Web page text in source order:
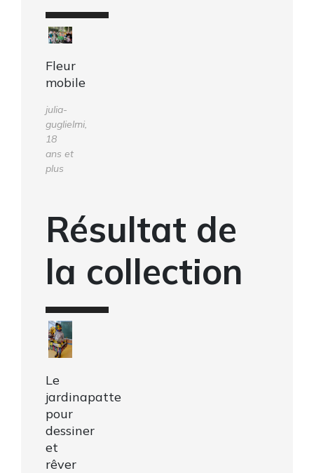
Fleur
mobile
julia-
guglielmi,
18
ans et
plus
Résultat de
la collection
Le
jardinapatte
pour
dessiner
et
rêver